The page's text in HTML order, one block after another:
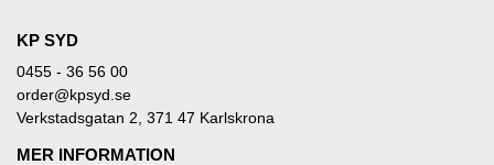
KP SYD
0455 - 36 56 00
order@kpsyd.se
Verkstadsgatan 2, 371 47 Karlskrona
MER INFORMATION